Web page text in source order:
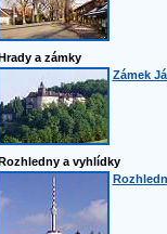
a zámky
Zámek
a vyhlídky